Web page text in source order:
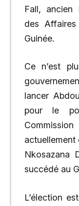
Fall, ancien
des
Guinée.
Ce n’est
lancer
pour le
Nkosazana
succédé au
L’élection